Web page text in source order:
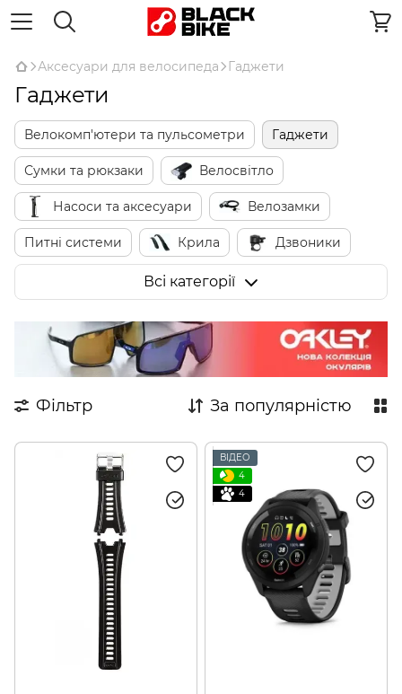
Аксесуари для велосипеда Гаджети
Гаджети
Велокомп'ютери та пульсометри Гаджети
Сумки та рюкзаки Велосвітло
Насоси та аксесуари Велозамки
Питні системи Крила Дзвоники
Захист пера та рами
Кошики Багажники
Косметика для райдерів
Всі категорії
Фільтр За популярністю
ВІДЕО
4
4